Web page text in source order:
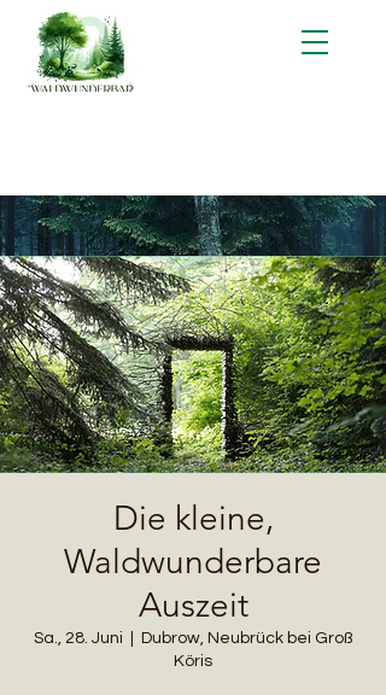
Die kleine,
Waldwunderbare
Auszeit
Sa., 28. Juni
Dubrow, Neubrück bei Groß
Köris